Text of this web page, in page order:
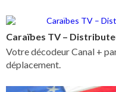
Caraïbes TV –
Votre décodeur Canal +
déplacement.